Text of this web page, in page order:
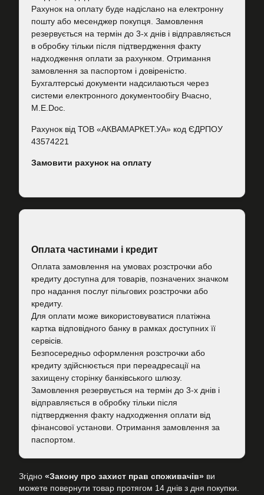
Рахунок на оплату буде надіслано на електронну
пошту або месенджер покупця. Замовлення
резервується на термін до 3-х днів і відправляється
в обробку тільки після підтвердження факту
надходження оплати за рахунком. Отримання
замовлення за паспортом і довіреністю.
Бухгалтерські документи надсилаються через
системи електронного документообігу Вчасно,
M.E.Doc.
Рахунок від ТОВ «АКВАМАРКЕТ.УА» код ЄДРПОУ
43574221
Замовити рахунок на оплату
Оплата частинами і кредит
Оплата замовлення на умовах розстрочки або
кредиту доступна для товарів, позначених значком
про надання послуг пільгових розстрочки або
кредиту.
Для оплати може використовуватися платіжна
картка відповідного банку в рамках доступних її
сервісів.
Безпосередньо оформлення розстрочки або
кредиту здійснюється при переадресації на
захищену сторінку банківського шлюзу.
Замовлення резервується на термін до 3-х днів і
відправляється в обробку тільки після
підтвердження факту надходження оплати від
фінансової установи. Отримання замовлення за
паспортом.
Згідно «Закону про захист прав споживачів» ви
можете повернути товар протягом 14 днів з дня покупки.